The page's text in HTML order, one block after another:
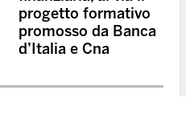
progetto formativo
promosso da Banca
d’Italia e Cna